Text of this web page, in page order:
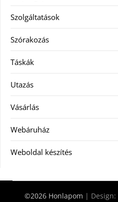
Szolgáltatások
Szórakozás
Táskák
Utazás
Vásárlás
Webáruház
Weboldal készítés
©2026 Honlapom | Design: